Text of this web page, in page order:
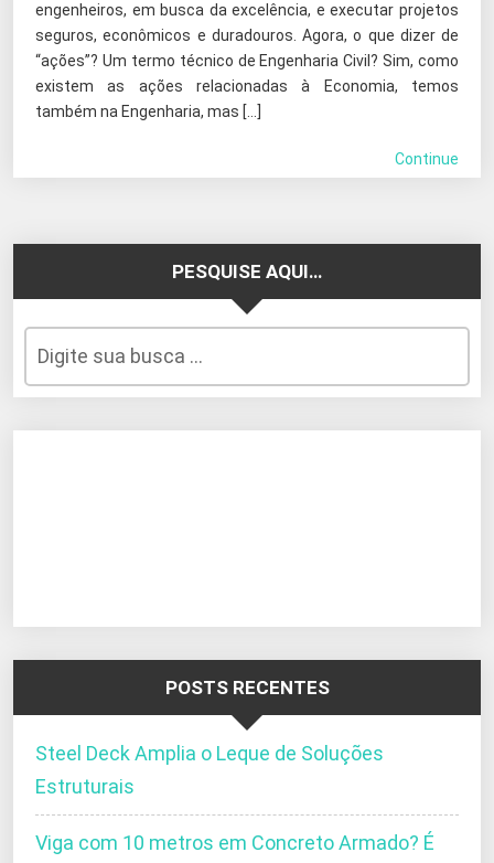
engenheiros, em busca da excelência, e executar projetos
seguros, econômicos e duradouros. Agora, o que dizer de
“ações”? Um termo técnico de Engenharia Civil? Sim, como
existem as ações relacionadas à Economia, temos
também na Engenharia, mas […]
Continue
PESQUISE AQUI…
POSTS RECENTES
Steel Deck Amplia o Leque de Soluções
Estruturais
Viga com 10 metros em Concreto Armado? É